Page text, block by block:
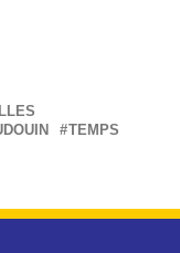
TEMPS